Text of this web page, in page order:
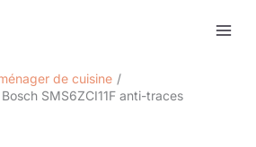
de cuisine
SMS6ZCI11F anti-traces